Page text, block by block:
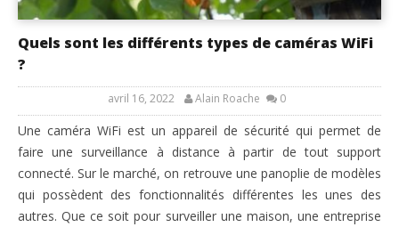
Quels sont les différents types de caméras WiFi
?
avril 16, 2022 Alain Roache 0
Une caméra WiFi est un appareil de sécurité qui permet de
faire une surveillance à distance à partir de tout support
connecté. Sur le marché, on retrouve une panoplie de modèles
qui possèdent des fonctionnalités différentes les unes des
autres. Que ce soit pour surveiller une maison, une entreprise